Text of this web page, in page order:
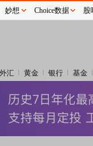
外汇 黄金 银行 基金
妙想 Choice数据 股